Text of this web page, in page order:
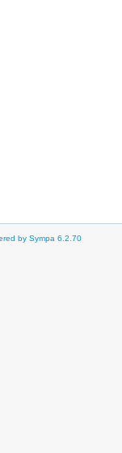
by Sympa 6.2.70